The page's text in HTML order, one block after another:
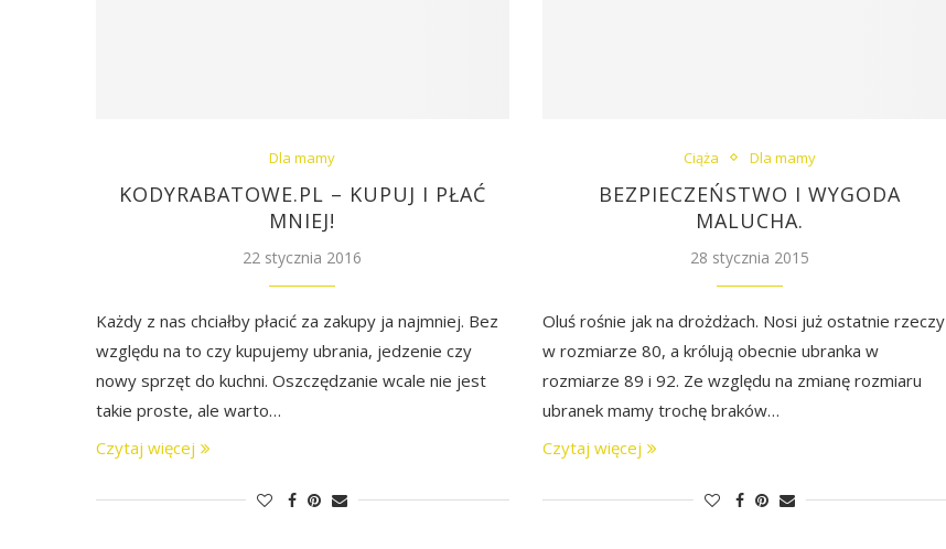
Dla mamy
KODYRABATOWE.PL – KUPUJ I PŁAĆ
MNIEJ!
22 stycznia 2016
Każdy z nas chciałby płacić za zakupy ja najmniej. Bez
względu na to czy kupujemy ubrania, jedzenie czy
nowy sprzęt do kuchni. Oszczędzanie wcale nie jest
takie proste, ale warto…
Czytaj więcej
Ciąża Dla mamy
BEZPIECZEŃSTWO I WYGODA
MALUCHA.
28 stycznia 2015
Oluś rośnie jak na drożdżach. Nosi już ostatnie rzeczy
w rozmiarze 80, a królują obecnie ubranka w
rozmiarze 89 i 92. Ze względu na zmianę rozmiaru
ubranek mamy trochę braków…
Czytaj więcej